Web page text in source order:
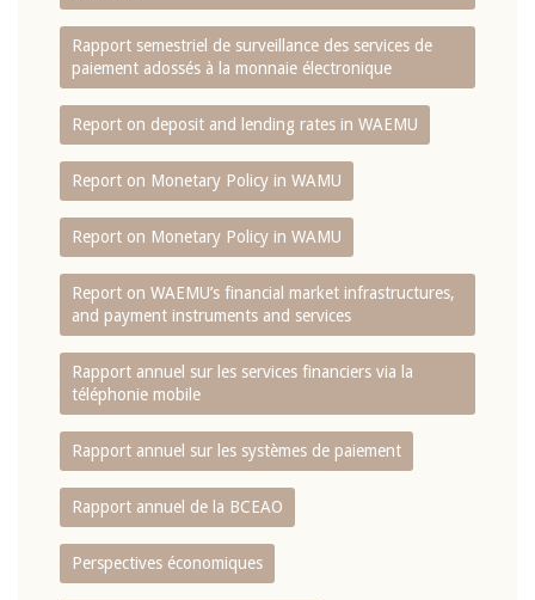
Rapport semestriel de surveillance des services de
paiement adossés à la monnaie électronique
Report on deposit and lending rates in WAEMU
Report on Monetary Policy in WAMU
Report on Monetary Policy in WAMU
Report on WAEMU’s financial market infrastructures,
and payment instruments and services
Rapport annuel sur les services financiers via la
téléphonie mobile
Rapport annuel sur les systèmes de paiement
Rapport annuel de la BCEAO
Perspectives économiques